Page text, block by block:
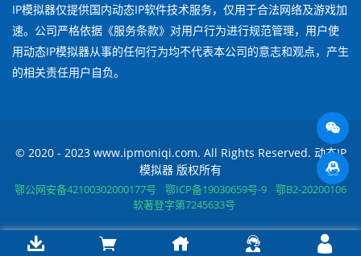
IP模拟器仅提供国内动态IP软件技术服务，仅用于合法网络及游戏加
速。公司严格依据《服务条款》对用户行为进行规范管理，用户使
用动态IP模拟器从事的任何行为均不代表本公司的意志和观点，产生
的相关责任用户自负。
© 2020 - 2023 www.ipmoniqi.com. All Rights Reserved. 动态IP
模拟器 版权所有
鄂公网安备42100302000177号 鄂ICP备19030659号-9
鄂B2-20200106
软著登字第7245633号